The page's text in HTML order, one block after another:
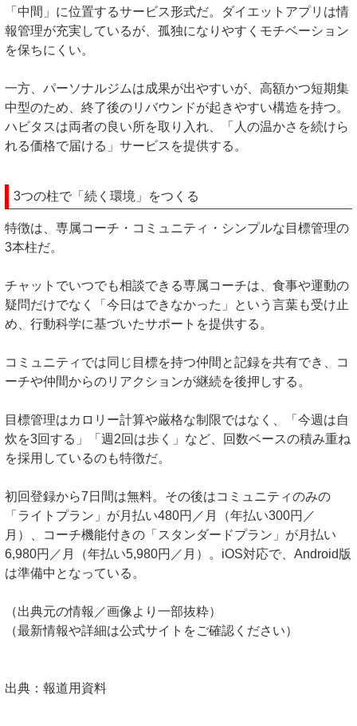
「中間」に位置するサービス形式だ。ダイエットアプリは情
報管理が充実しているが、孤独になりやすくモチベーション
を保ちにくい。
一方、パーソナルジムは成果が出やすいが、高額かつ短期集
中型のため、終了後のリバウンドが起きやすい構造を持つ。
ハビタスは両者の良い所を取り入れ、「人の温かさを続けら
れる価格で届ける」サービスを提供する。
3つの柱で「続く環境」をつくる
特徴は、専属コーチ・コミュニティ・シンプルな目標管理の
3本柱だ。
チャットでいつでも相談できる専属コーチは、食事や運動の
疑問だけでなく「今日はできなかった」という言葉も受け止
め、行動科学に基づいたサポートを提供する。
コミュニティでは同じ目標を持つ仲間と記録を共有でき、コ
ーチや仲間からのリアクションが継続を後押しする。
目標管理はカロリー計算や厳格な制限ではなく、「今週は自
炊を3回する」「週2回は歩く」など、回数ベースの積み重ね
を採用しているのも特徴だ。
初回登録から7日間は無料。その後はコミュニティのみの
「ライトプラン」が月払い480円／月（年払い300円／
月）、コーチ機能付きの「スタンダードプラン」が月払い
6,980円／月（年払い5,980円／月）。iOS対応で、Android版
は準備中となっている。
（出典元の情報／画像より一部抜粋）
（最新情報や詳細は公式サイトをご確認ください）
出典：報道用資料